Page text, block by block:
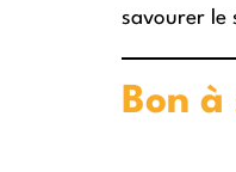
savourer le
Bon